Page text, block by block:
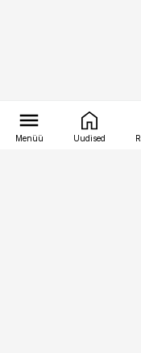
Menüü Uudised